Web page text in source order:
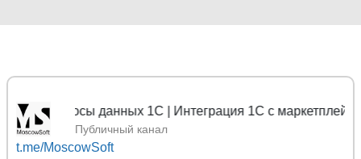
данных 1С | Интеграция 1С с маркетплейсами
Публичный канал
t.me/MoscowSoft